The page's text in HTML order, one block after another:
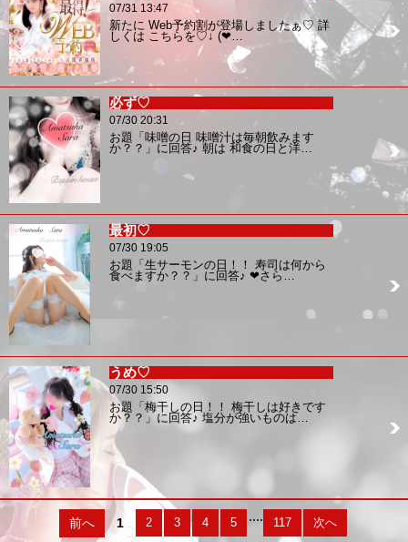
07/31 13:47
新たに Web予約割が登場しましたぁ♡ 詳
しくは こちらを♡↓ (❤…
必ず♡
07/30 20:31
お題「味噌の日 味噌汁は毎朝飲みます
か？？」に回答♪ 朝は 和食の日と洋…
最初♡
07/30 19:05
お題「生サーモンの日！！ 寿司は何から
食べますか？？」に回答♪ ❤︎さら…
うめ♡
07/30 15:50
お題「梅干しの日！！ 梅干しは好きです
か？？」に回答♪ 塩分が強いものは…
前へ 1 2 3 4 5 .... 117 次へ